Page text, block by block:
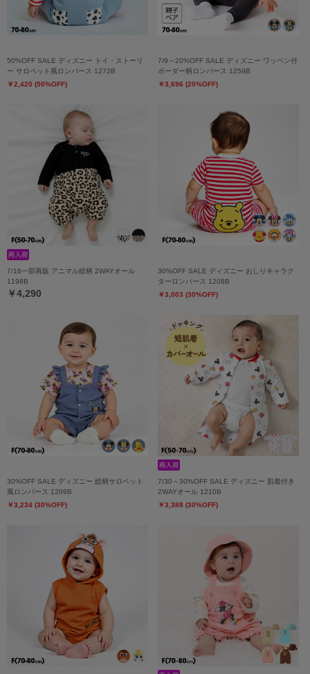
50%OFF SALE ディズニー トイ・ストーリ
ー サロペット風ロンパース 1272B
￥2,420 (50%OFF)
7/9～20%OFF SALE ディズニー ワッペン付
ボーダー柄ロンパース 1259B
￥3,696 (20%OFF)
7/16一部再販 アニマル総柄 2WAYオール
1198B
￥4,290
30%OFF SALE ディズニー おしりキャラク
ターロンパース 1208B
￥3,003 (30%OFF)
30%OFF SALE ディズニー 総柄サロペット
風ロンパース 1209B
￥3,234 (30%OFF)
7/30～30%OFF SALE ディズニー 肌着付き
2WAYオール 1210B
￥3,388 (30%OFF)